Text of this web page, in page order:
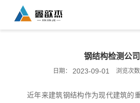
钢结构检测公司
日期： 2023-09-01 浏览次数
近年来建筑钢结构作为现代建筑的